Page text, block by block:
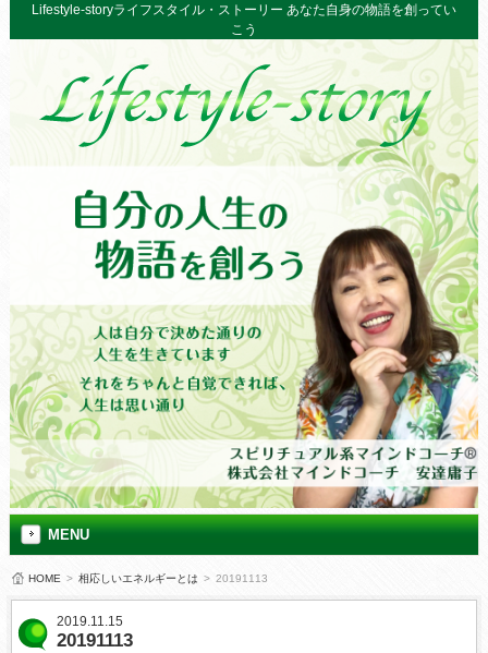
Lifestyle-storyライフスタイル・ストーリー あなた自身の物語を創ってい
こう
MENU
HOME > 相応しいエネルギーとは > 20191113
2019.11.15
20191113